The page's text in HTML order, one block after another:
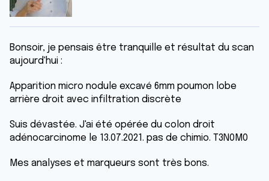
Bonsoir, je pensais être tranquille et résultat du scan
aujourd'hui :
Apparition micro nodule excavé 6mm poumon lobe
arrière droit avec infiltration discrète
Suis dévastée. J'ai été opérée du colon droit
adénocarcinome le 13.07.2021. pas de chimio. T3N0M0
Mes analyses et marqueurs sont très bons.